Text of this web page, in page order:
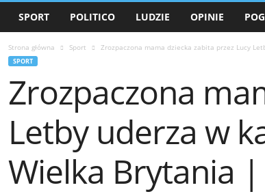
SPORT POLITICO LUDZIE OPINIE
Strona główna Sport Zrozpaczona mama dziecka zabita przez Lucy
SPORT
Zrozpaczona
Letby uderza w
Wielka Brytania